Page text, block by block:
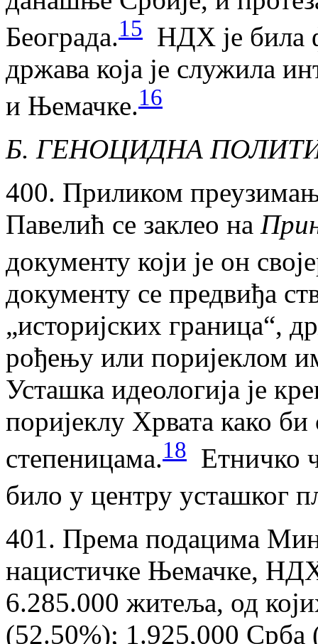
Београда.15
НДХ је била
држава која је служила
и Њемачке.16
Б. ГЕНОЦИДНА
400. Приликом
Павелић се заклео на
документу који је он
документу се предвиђа
„историјских граница“,
рођењу или поријеклом
Усташка идеологија је
поријеклу Хрвата како би
степеницама.18
Етничко
било у центру усташког
401. Према подацима
нацистичке Њемачке,
6.285.000 житеља, од
(52.50%); 1.925,000 Срба